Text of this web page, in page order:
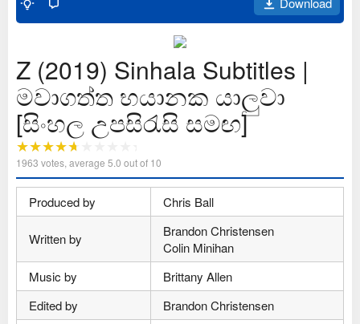
Z (2019) Sinhala Subtitles |
මවාගත්ත භයානක යාලුවා
[සිංහල උපසිරැසි සමඟ]
1963 votes, average 5.0 out of 10
Produced by Chris Ball
Written by
Brandon Christensen
Colin Minihan
Music by
Brittany Allen
Edited by
Brandon Christensen